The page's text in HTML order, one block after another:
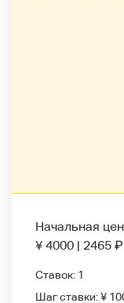
Начальная
¥ 4000 | 2465 ₽
Ставок: 1
Шаг ставки:¥